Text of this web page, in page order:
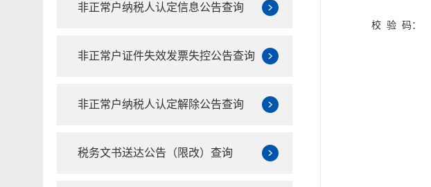
非正常户纳税人认定信息公告查询
非正常户证件失效发票失控公告查询
非正常户纳税人认定解除公告查询
税务文书送达公告（限改）查询